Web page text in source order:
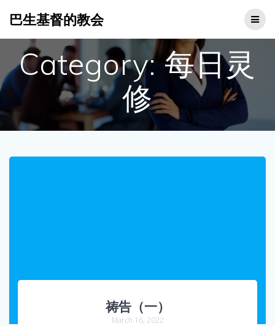
巴生基督的教会
Category:每日灵
修
祷告（一）
March 16, 2022